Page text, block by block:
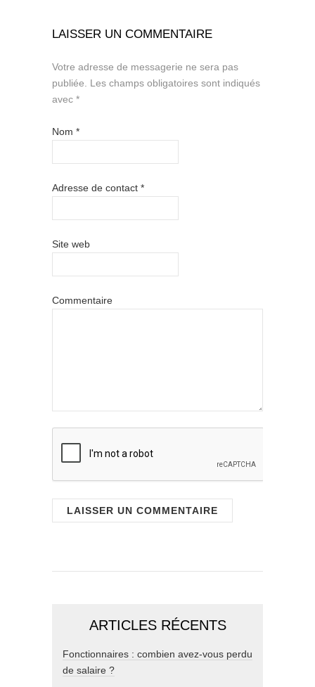
LAISSER UN COMMENTAIRE
Votre adresse de messagerie ne sera pas
publiée. Les champs obligatoires sont indiqués
avec *
Nom *
Adresse de contact *
Site web
Commentaire
ARTICLES RÉCENTS
Fonctionnaires : combien avez-vous perdu
de salaire ?